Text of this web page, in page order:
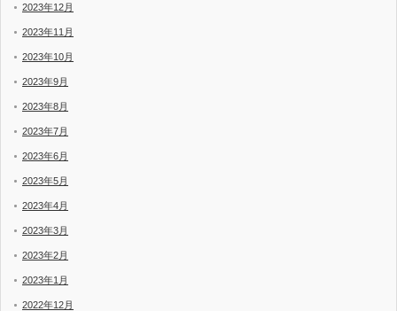
2023年12月
2023年11月
2023年10月
2023年9月
2023年8月
2023年7月
2023年6月
2023年5月
2023年4月
2023年3月
2023年2月
2023年1月
2022年12月